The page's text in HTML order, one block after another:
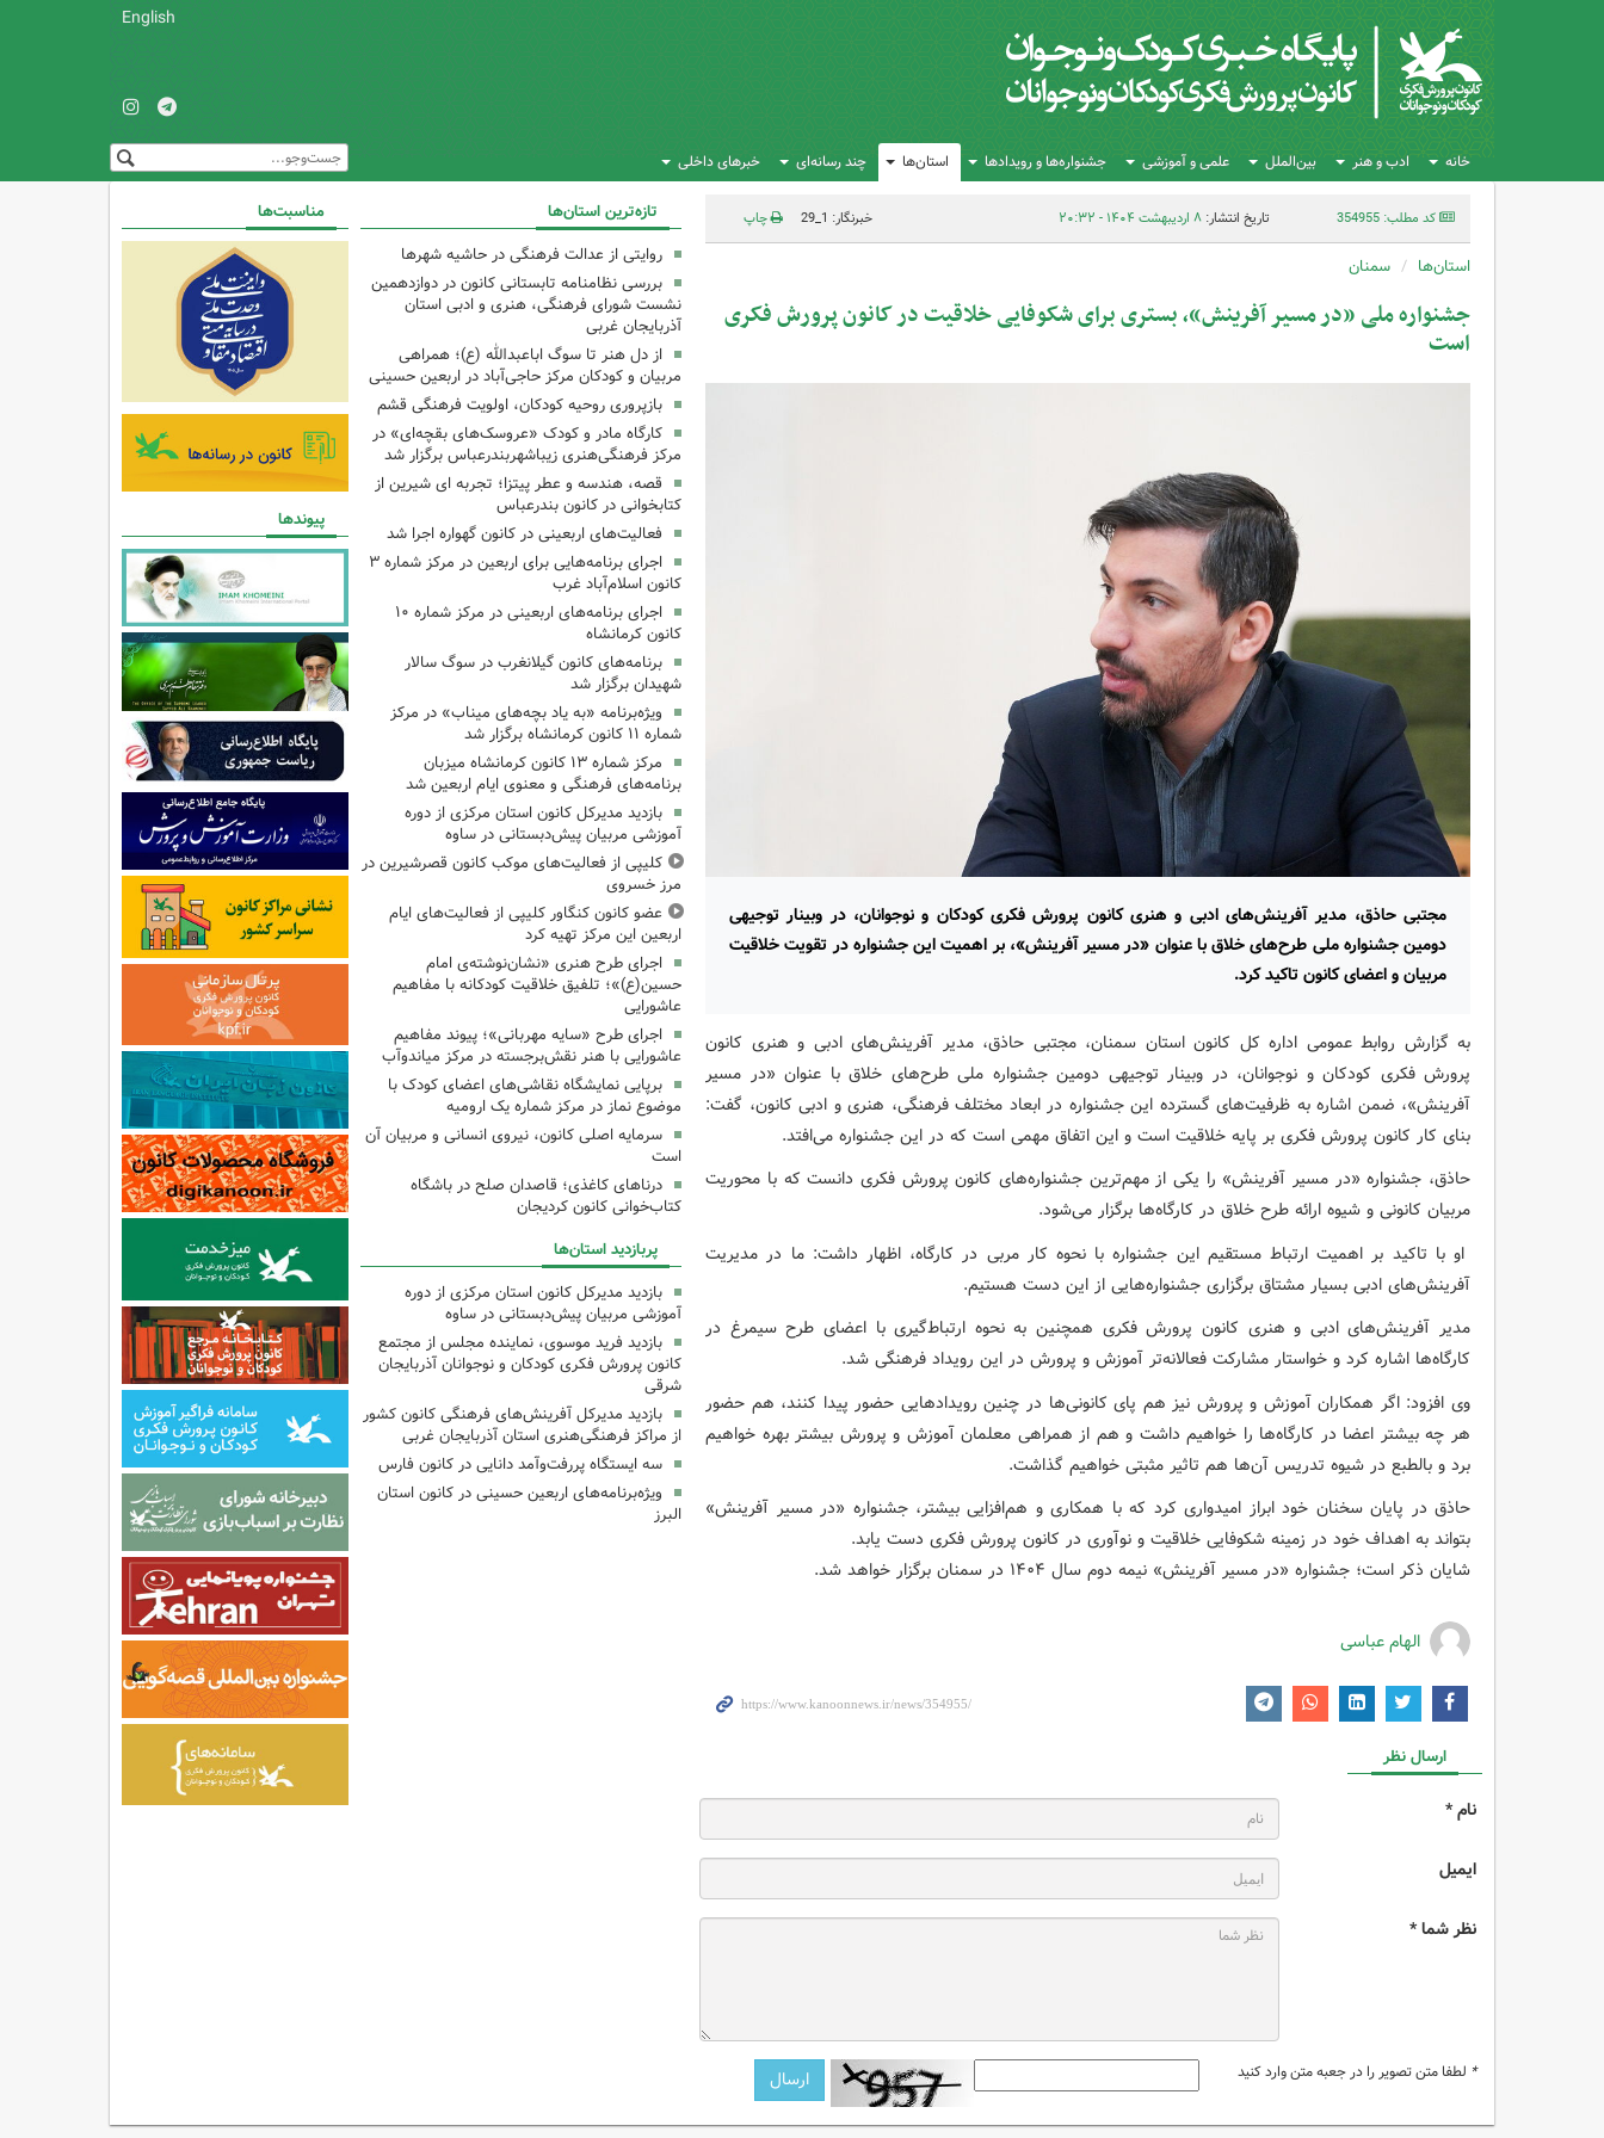
English
خانه ادب و هنر بین‌الملل علمی و آموزشی جشنواره‌ها و رویدادها استان‌ها چند رسانه‌ای خبرهای داخلی
کد مطلب: 354955 تاریخ انتشار:۸ اردیبهشت ۱۴۰۴ - ۲۰:۳۲ خبرنگار: 1_29 چاپ
استان‌ها سمنان
جشنواره ملی «در مسیر آفرینش»، بستری برای شکوفایی خلاقیت در کانون پرورش فکری
است
مجتبی حاذق، مدیر آفرینش‌های ادبی و هنری کانون پرورش فکری کودکان و نوجوانان، در وبینار توجیهی
دومین جشنواره ملی طرح‌های خلاق با عنوان «در مسیر آفرینش»، بر اهمیت این جشنواره در تقویت خلاقیت
مربیان و اعضای کانون تاکید کرد.
به گزارش روابط عمومی اداره کل کانون استان سمنان، مجتبی حاذق، مدیر آفرینش‌های ادبی و هنری کانون
پرورش فکری کودکان و نوجوانان، در وبینار توجیهی دومین جشنواره ملی طرح‌های خلاق با عنوان «در مسیر
آفرینش»، ضمن اشاره به ظرفیت‌های گسترده این جشنواره در ابعاد مختلف فرهنگی، هنری و ادبی کانون، گفت:
بنای کار کانون پرورش فکری بر پایه خلاقیت است و این اتفاق مهمی است که در این جشنواره می‌افتد.
حاذق، جشنواره «در مسیر آفرینش» را یکی از مهم‌ترین جشنواره‌های کانون پرورش فکری دانست که با محوریت
مربیان کانونی و شیوه ارائه طرح خلاق در کارگاه‌ها برگزار می‌شود.
او با تاکید بر اهمیت ارتباط مستقیم این جشنواره با نحوه کار مربی در کارگاه، اظهار داشت: ما در مدیریت
آفرینش‌های ادبی بسیار مشتاق برگزاری جشنواره‌هایی از این دست هستیم.
مدیر آفرینش‌های ادبی و هنری کانون پرورش فکری همچنین به نحوه ارتباط‌گیری با اعضای طرح سیمرغ در
کارگاه‌ها اشاره کرد و خواستار مشارکت فعالانه‌تر آموزش و پرورش در این رویداد فرهنگی شد.
وی افزود: اگر همکاران آموزش و پرورش نیز هم پای کانونی‌ها در چنین رویدادهایی حضور پیدا کنند، هم حضور
هر چه بیشتر اعضا در کارگاه‌ها را خواهیم داشت و هم از همراهی معلمان آموزش و پرورش بیشتر بهره خواهیم
برد و بالطبع در شیوه تدریس آن‌ها هم تاثیر مثبتی خواهیم گذاشت.
حاذق در پایان سخنان خود ابراز امیدواری کرد که با همکاری و هم‌افزایی بیشتر، جشنواره «در مسیر آفرینش»
بتواند به اهداف خود در زمینه شکوفایی خلاقیت و نوآوری در کانون پرورش فکری دست یابد.
شایان ذکر است؛ جشنواره «در مسیر آفرینش» نیمه دوم سال ۱۴۰۴ در سمنان برگزار خواهد شد.
الهام عباسی
ارسال نظر
نام *
ایمیل
نظر شما *
* لطفا متن تصویر را در جعبه متن وارد کنید
تازه‌ترین استان‌ها
روایتی از عدالت فرهنگی در حاشیه شهرها
بررسی نظامنامه تابستانی کانون در دوازدهمین
نشست شورای فرهنگی، هنری و ادبی استان
آذربایجان غربی
از دل هنر تا سوگ اباعبدالله (ع)؛ همراهی
مربیان و کودکان مرکز حاجی‌آباد در اربعین حسینی
بازپروری روحیه کودکان، اولویت فرهنگی قشم
کارگاه مادر و کودک «عروسک‌های بقچه‌ای» در
مرکز فرهنگی‌هنری زیباشهربندرعباس برگزار شد
قصه، هندسه و عطر پیتزا؛ تجربه ای شیرین از
کتابخوانی در کانون بندرعباس
فعالیت‌های اربعینی در کانون گهواره اجرا شد
اجرای برنامه‌هایی برای اربعین در مرکز شماره ۳
کانون اسلام‌آباد غرب
اجرای برنامه‌های اربعینی در مرکز شماره ۱۰
کانون کرمانشاه
برنامه‌های کانون گیلانغرب در سوگ سالار
شهیدان برگزار شد
ویژه‌برنامه «به یاد بچه‌های میناب» در مرکز
شماره ۱۱ کانون کرمانشاه برگزار شد
مرکز شماره ۱۳ کانون کرمانشاه میزبان
برنامه‌های فرهنگی و معنوی ایام اربعین شد
بازدید مدیرکل کانون استان مرکزی از دوره
آموزشی مربیان پیش‌دبستانی در ساوه
کلیپی از فعالیت‌های موکب کانون قصرشیرین در
مرز خسروی
عضو کانون کنگاور کلیپی از فعالیت‌های ایام
اربعین این مرکز تهیه کرد
اجرای طرح هنری «نشان‌نوشته‌ی امام
حسین(ع)»؛ تلفیق خلاقیت کودکانه با مفاهیم
عاشورایی
اجرای طرح «سایه مهربانی»؛ پیوند مفاهیم
عاشورایی با هنر نقش‌برجسته در مرکز میاندوآب
برپایی نمایشگاه نقاشی‌های اعضای کودک با
موضوع نماز در مرکز شماره یک ارومیه
سرمایه اصلی کانون، نیروی انسانی و مربیان آن
است
درناهای کاغذی؛ قاصدان صلح در باشگاه
کتاب‌خوانی کانون کردیجان
پربازدید استان‌ها
بازدید مدیرکل کانون استان مرکزی از دوره
آموزشی مربیان پیش‌دبستانی در ساوه
بازدید فرید موسوی، نماینده مجلس از مجتمع
کانون پرورش فکری کودکان و نوجوانان آذربایجان
شرقی
بازدید مدیرکل آفرینش‌های فرهنگی کانون کشور
از مراکز فرهنگی‌هنری استان آذربایجان غربی
سه ایستگاه پررفت‌وآمد دانایی در کانون فارس
ویژه‌برنامه‌های اربعین حسینی در کانون استان
البرز
مناسبت‌ها
پیوندها